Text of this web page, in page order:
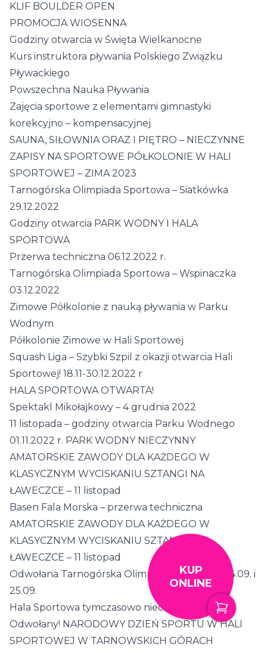
KLIF BOULDER OPEN
PROMOCJA WIOSENNA
Godziny otwarcia w Święta Wielkanocne
Kurs instruktora pływania Polskiego Związku
Pływackiego
Powszechna Nauka Pływania
Zajęcia sportowe z elementami gimnastyki
korekcyjno – kompensacyjnej
SAUNA, SIŁOWNIA ORAZ I PIĘTRO – NIECZYNNE
ZAPISY NA SPORTOWE PÓŁKOLONIE W HALI
SPORTOWEJ – ZIMA 2023
Tarnogórska Olimpiada Sportowa – Siatkówka
29.12.2022
Godziny otwarcia PARK WODNY I HALA
SPORTOWA
Przerwa techniczna 06.12.2022 r.
Tarnogórska Olimpiada Sportowa – Wspinaczka
03.12.2022
Zimowe Półkolonie z nauką pływania w Parku
Wodnym
Półkolonie Zimowe w Hali Sportowej
Squash Liga – Szybki Szpil z okazji otwarcia Hali
Sportowej! 18.11-30.12.2022 r
HALA SPORTOWA OTWARTA!
Spektakl Mikołajkowy – 4 grudnia 2022
11 listopada – godziny otwarcia Parku Wodnego
01.11.2022 r. PARK WODNY NIECZYNNY
AMATORSKIE ZAWODY DLA KAŻDEGO W
KLASYCZNYM WYCISKANIU SZTANGI NA
ŁAWECZCE – 11 listopad
Basen Fala Morska – przerwa techniczna
AMATORSKIE ZAWODY DLA KAŻDEGO W
KLASYCZNYM WYCISKANIU SZTANGI NA
ŁAWECZCE – 11 listopad
Odwołana Tarnogórska Olimpiada Sportowa 24.09. i
25.09.
Hala Sportowa tymczasowo nieczynna
Odwołany! NARODOWY DZIEŃ SPORTU W HALI
SPORTOWEJ W TARNOWSKICH GÓRACH
KUP
ONLINE